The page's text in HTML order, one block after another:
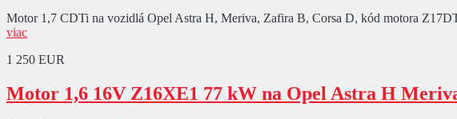
Motor 1,7 CDTi na vozidlá Opel Astra H, Meriva, Zafira B, Corsa D, kód motora
viac
1 250 EUR
Motor 1,6 16V Z16XE1 77 kW na Opel Astra H